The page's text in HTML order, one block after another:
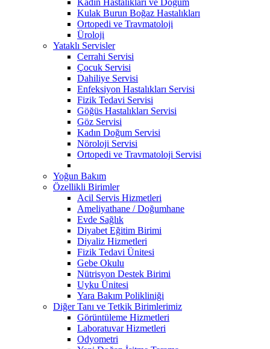
Kulak Burun Boğaz Hastalıkları
Ortopedi ve Travmatoloji
Üroloji
Yataklı Servisler
Cerrahi Servisi
Çocuk Servisi
Dahiliye Servisi
Enfeksiyon Hastalıkları Servisi
Fizik Tedavi Servisi
Göğüs Hastalıkları Servisi
Göz Servisi
Kadın Doğum Servisi
Nöroloji Servisi
Ortopedi ve Travmatoloji Servisi
Yoğun Bakım
Özellikli Birimler
Acil Servis Hizmetleri
Ameliyathane / Doğumhane
Evde Sağlık
Diyabet Eğitim Birimi
Diyaliz Hizmetleri
Fizik Tedavi Ünitesi
Gebe Okulu
Nütrisyon Destek Birimi
Uyku Ünitesi
Yara Bakım Polikliniği
Diğer Tanı ve Tetkik Birimlerimiz
Görüntüleme Hizmetleri
Laboratuvar Hizmetleri
Odyometri